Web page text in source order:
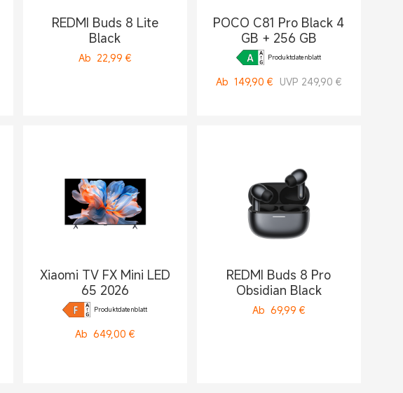
REDMI Buds 8 Lite
Black
Ab 22,99 €
POCO C81 Pro Black 4
GB + 256 GB
Produktdatenblatt
Ab 149,90 € UVP 249,90 €
Xiaomi TV FX Mini LED
65 2026
Produktdatenblatt
Ab 649,00 €
REDMI Buds 8 Pro
Obsidian Black
Ab 69,99 €